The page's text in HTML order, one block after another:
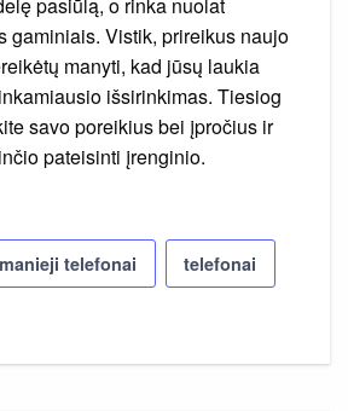
gaminiais. Vistik, prireikus naujo
manyti, kad jūsų laukia
išsirinkimas. Tiesiog
savo poreikius bei įpročius ir
pateisinti įrenginio.
telefonai telefonai